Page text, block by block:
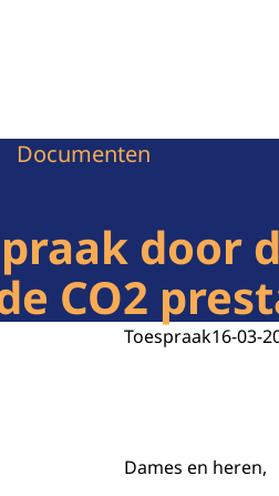
Documenten
door
CO2
Toespraak16-03-
Dames en heren,